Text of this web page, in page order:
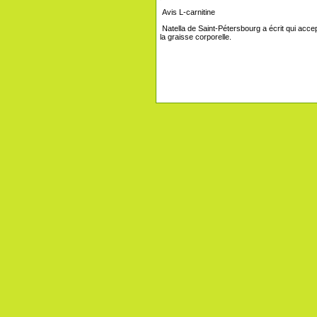
Avis L-carnitine
Natella de Saint-Pétersbourg a écrit qui
la graisse corporelle.